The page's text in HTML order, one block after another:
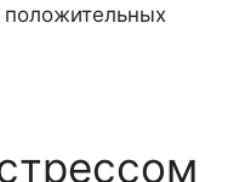
положительных